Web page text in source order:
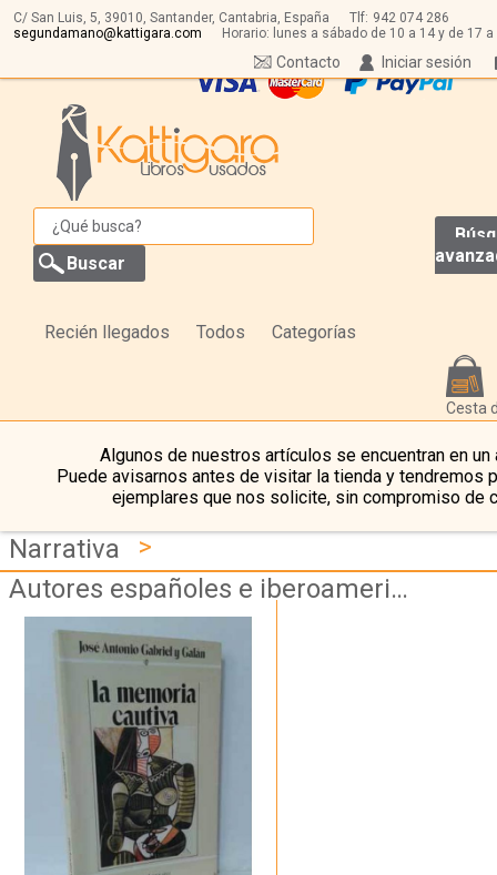
C/ San Luis, 5, 39010, Santander, Cantabria, España Tlf: 942 074 286
segundamano@kattigara.com
Horario: lunes a sábado de 10 a 14 y de 17 a
Iniciar sesión
Contacto
Recién llegados Todos Categorías
Cesta
Algunos de nuestros artículos se encuentran en un
Puede avisarnos antes de visitar la tienda y tendremos
ejemplares que nos solicite, sin compromiso de
Narrativa
>
Autores españoles e iberoamericanos